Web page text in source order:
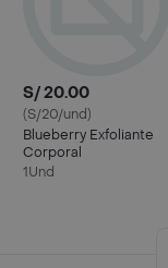
S/ 20.00
(S/20/und)
Blueberry Exfoliante
Corporal
1Und